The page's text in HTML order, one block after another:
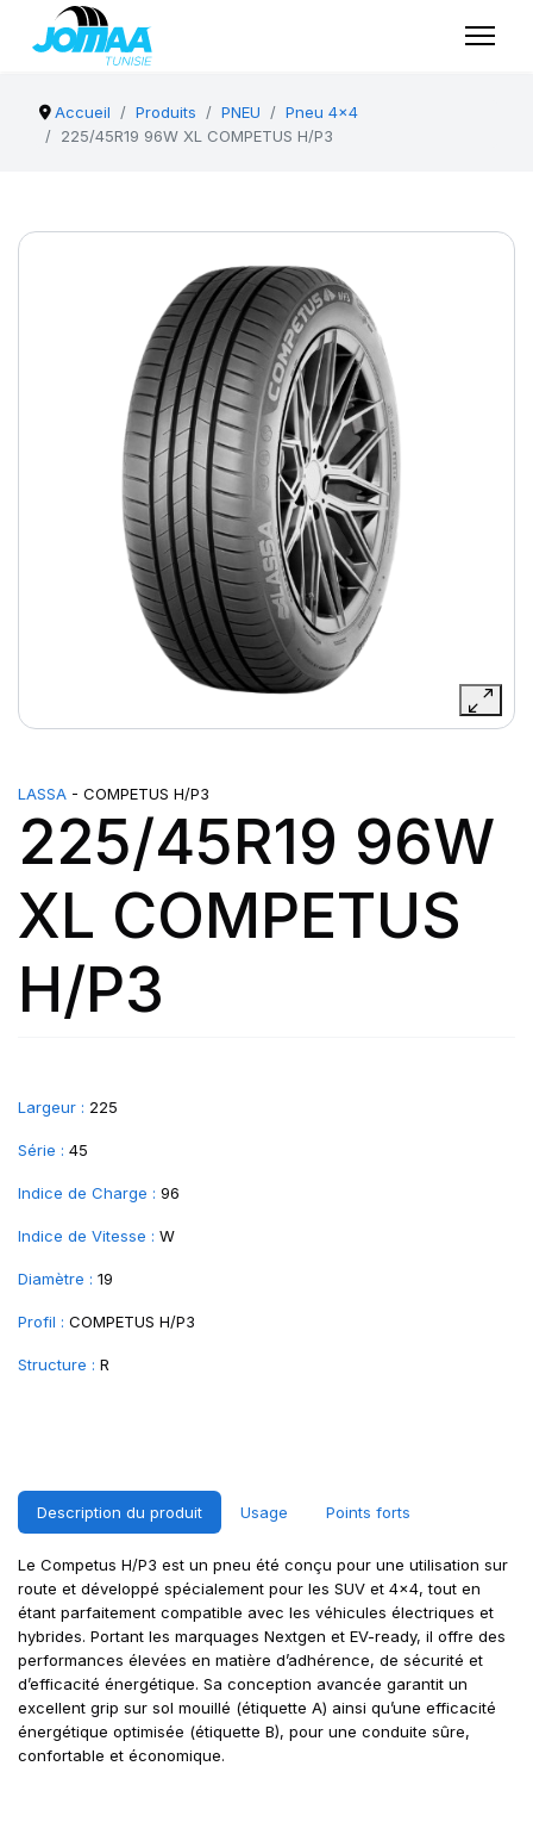
Accueil Produits PNEU
Pneu 4x4
225/45R19 96W XL COMPETUS H/P3
LASSA - COMPETUS H/P3
225/45R19 96W
XL COMPETUS
H/P3
Largeur : 225
Série : 45
Indice de Charge : 96
Indice de Vitesse : W
Diamètre : 19
Profil : COMPETUS H/P3
Structure : R
Description du produit Usage Points forts
Le Competus H/P3 est un pneu été conçu pour une utilisation sur
route et développé spécialement pour les SUV et 4x4, tout en
étant parfaitement compatible avec les véhicules électriques et
hybrides. Portant les marquages Nextgen et EV-ready, il offre des
performances élevées en matière d’adhérence, de sécurité et
d’efficacité énergétique. Sa conception avancée garantit un
excellent grip sur sol mouillé (étiquette A) ainsi qu’une efficacité
énergétique optimisée (étiquette B), pour une conduite sûre,
confortable et économique.